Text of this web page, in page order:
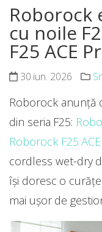
Roborock
cu noile
F25 ACE
30 iun. 2026
Roborock anunță
din seria F25:
Roborock F25
cordless wet-dry
își doresc o
mai ușor de